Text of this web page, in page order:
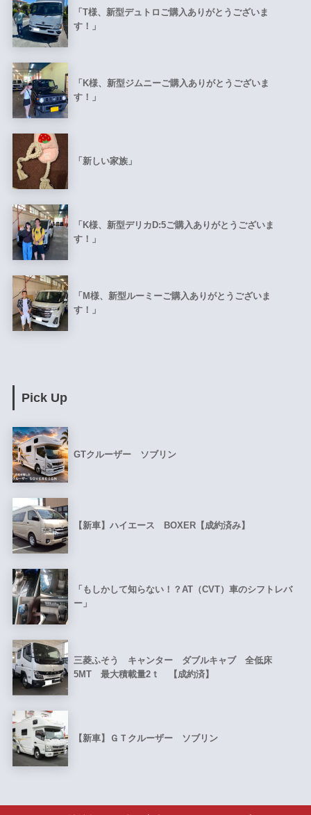
「T様、新型デュトロご購入ありがとうございま
す！」
「K様、新型ジムニーご購入ありがとうございま
す！」
「新しい家族」
「K様、新型デリカD:5ご購入ありがとうございま
す！」
「M様、新型ルーミーご購入ありがとうございま
す！」
Pick Up
GTクルーザー ソブリン
【新車】ハイエース BOXER【成約済み】
「もしかして知らない！？AT（CVT）車のシフトレバ
ー」
三菱ふそう キャンター ダブルキャブ 全低床
5MT 最大積載量2ｔ 【成約済】
【新車】ＧＴクルーザー ソブリン